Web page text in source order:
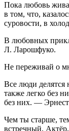
Пока любовь
в том, что,
суровости, в
В любовных
Л. Ларошфуко.
Не переживай о
Все люди делятся
также легко без
без них. —
Чем ты старше,
встречный.